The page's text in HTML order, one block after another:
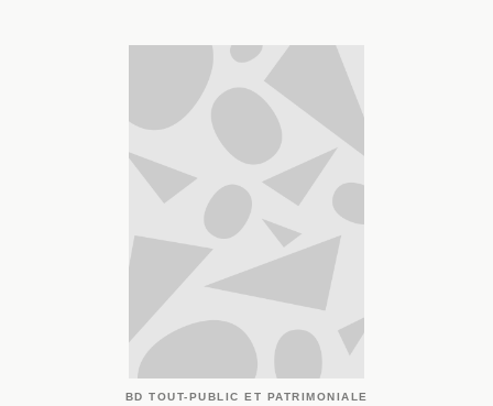
BD TOUT-PUBLIC ET PATRIMONIALE